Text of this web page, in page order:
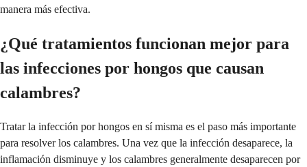
manera más efectiva.
¿Qué tratamientos funcionan mejor para
las infecciones por hongos que causan
calambres?
Tratar la infección por hongos en sí misma es el paso más importante
para resolver los calambres. Una vez que la infección desaparece, la
inflamación disminuye y los calambres generalmente desaparecen por